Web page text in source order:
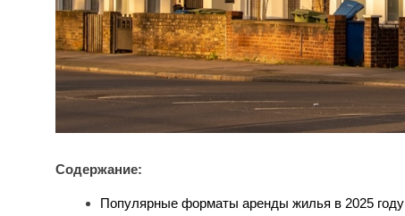
Содержание:
Популярные форматы аренды жилья в 2025 году